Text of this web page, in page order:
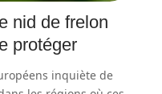
nid de frelon
protéger
inquiète de